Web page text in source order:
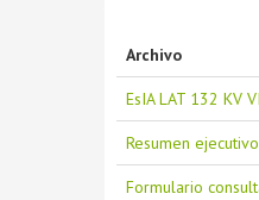
Archivo
EsIA LAT 132 KV
Resumen
Formulario